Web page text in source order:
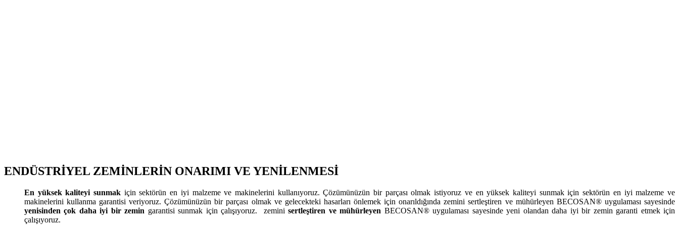
ENDÜSTRİYEL ZEMİNLERİN ONARIMI VE YENİLENMESİ
En yüksek kaliteyi sunmakiçin sektörün en iyi malzeme ve makinelerini kullanıyoruz. Çözümünüzün bir parçası olmak istiyoruz ve en yüksek kaliteyi sunmak için sektörün en iyi malzeme ve
makinelerini kullanma garantisi veriyoruz. Çözümünüzün bir parçası olmak ve gelecekteki hasarları önlemek için onarıldığında zemini sertleştiren ve mühürleyen BECOSAN® uygulaması sayesinde
yenisinden çok daha iyi bir zemin garantisi sunmak için çalışıyoruz. zemini sertleştiren ve mühürleyen BECOSAN® uygulaması sayesinde yeni olandan daha iyi bir zemin garanti etmek için
çalışıyoruz.